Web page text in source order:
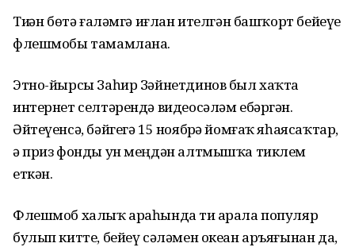
Тиҙҙән бөтә ғаләмгә иғлан ителгән башҡорт бейеүе
флешмобы тамамлана.
Этно-йырсы Заһир Зәйнетдинов был хаҡта
интернет селтәрендә видеосәләм ебәргән.
Әйтеүенсә, бәйгегә 15 ноябрҙә йомғаҡ яһаясаҡтар,
ә приз фонды ун меңдән алтмышҡа тиклем
еткән.
Флешмоб халыҡ араһында тиҙ арала популяр
булып китте, бейеү сәләмен океан аръяғынан да,